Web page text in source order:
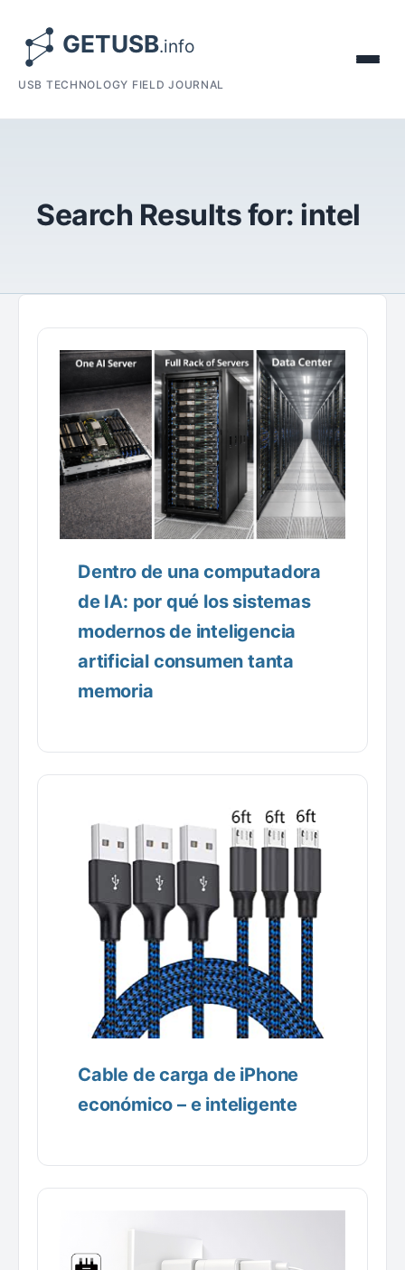
USB TECHNOLOGY FIELD JOURNAL
Search Results for: intel
Dentro de una computadora
de IA: por qué los sistemas
modernos de inteligencia
artificial consumen tanta
memoria
Cable de carga de iPhone
económico – e inteligente